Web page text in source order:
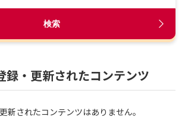
検索
録・更新されたコンテンツ
新されたコンテンツはありません。